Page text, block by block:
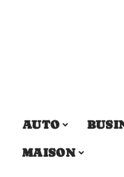
AUTO
MAISON